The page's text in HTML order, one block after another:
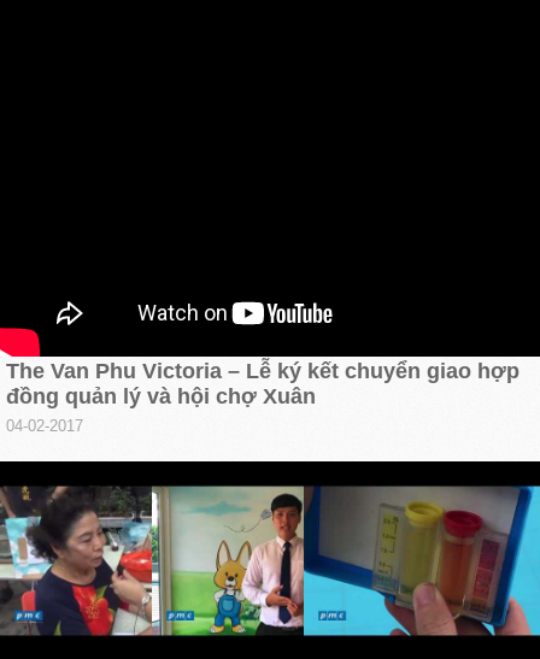
The Van Phu Victoria – Lễ ký kết chuyển giao hợp
đồng quản lý và hội chợ Xuân
04-02-2017